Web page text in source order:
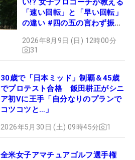
い!? 女子プロコーチが教える
「速い回転」と「早い回転」
の違い #四の五の言わず振り
2026年8月9日 (日) 12時00分
31
30歳で「日本ミッド」制覇＆45歳
でプロテスト合格 飯田耕正がシニ
ア初Vに王手「自分なりのプランで
コツコツと…」
2026年5月30日 (土) 09時45分 1
全米女子アマチュアゴルフ選手権